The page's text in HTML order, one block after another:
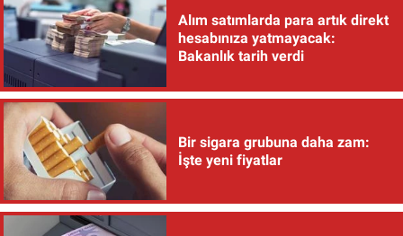
Alım satımlarda para artık direkt
hesabınıza yatmayacak:
Bakanlık tarih verdi
Bir sigara grubuna daha zam:
İşte yeni fiyatlar